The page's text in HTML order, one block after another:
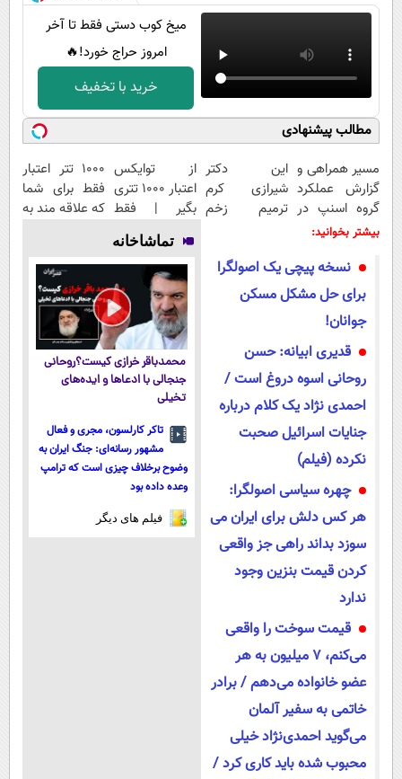
میخ کوب دستی فقط تا آخر
امروز حراج خورد!🔥
خرید با تخفیف
مطالب پیشنهادی
مسیر همراهی و
گزارش عملکرد
گروه اسنپ در
۱۴۰۴
این دکتر
شیرازی کرم
ترمیم زخم
از توایکس
اعتبار ۱۰۰۰ تتری
بگیر | فقط
کافیه شمارتو
وارد کنی !!!
۱۰۰۰ تتر اعتبار
فقط برای شما
که علاقه مند به
بیشتر بخوانید:
نسخه پیچی یک اصولگرا
برای حل مشکل مسکن
جوانان!
قدیری ابیانه: حسن
روحانی اسوه دروغ است /
احمدی نژاد یک کلام درباره
جنایات اسرائیل صحبت
نکرده (فیلم)
چهره سیاسی اصولگرا:
هر کس دلش برای ایران می
سوزد بداند راهی جز واقعی
کردن قیمت بنزین وجود
ندارد
قیمت سوخت را واقعی
می‌‌کنم، ۷ میلیون به هر
عضو خانواده می‌دهم / برادر
خاتمی به سفیر آلمان
می‌گوید احمدی‌نژاد خیلی
محبوب شده باید کاری کرد /
تماشاخانه
محمدباقر خرازی کیست؟روحانی
جنجالی با ادعاها و ایده‌های
تخیلی
تاکر کارلسون، مجری و فعال
مشهور رسانه‌ای: جنگ ایران به
وضوح برخلاف چیزی است که ترامپ
وعده داده بود
فیلم های دیگر